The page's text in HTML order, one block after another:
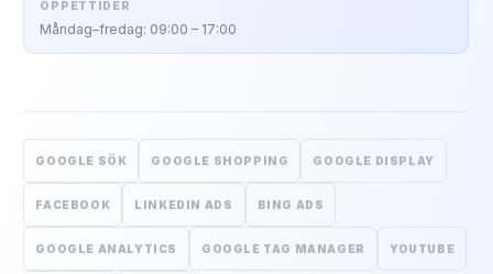
ÖPPETTIDER
Måndag–fredag: 09:00 – 17:00
GOOGLE SÖK GOOGLE SHOPPING GOOGLE DISPLAY
FACEBOOK LINKEDIN ADS BING ADS
GOOGLE ANALYTICS GOOGLE TAG MANAGER YOUTUBE